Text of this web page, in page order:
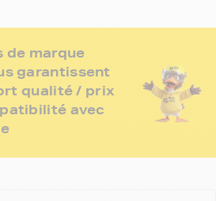
de marque
garantissent
qualité / prix
avec